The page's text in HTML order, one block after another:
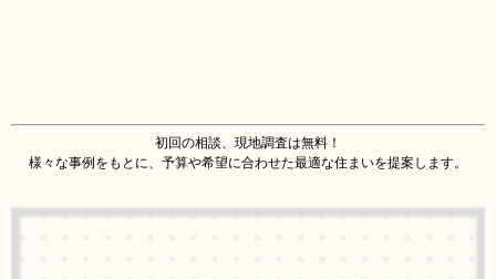
初回の相談、現地調査は無料！
様々な事例をもとに、予算や希望に合わせた最適な住まいを提案します。